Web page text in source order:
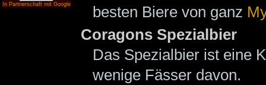
In Partnerschaft mit Google
besten Biere von ganz
Coragons Spezialbier
Das Spezialbier ist eine
wenige Fässer davon.